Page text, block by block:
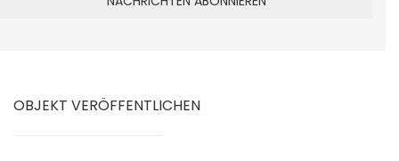
OBJEKT VERÖFFENTLICHEN